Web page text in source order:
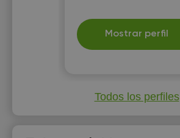
Mostrar perfil
Todos los perfiles